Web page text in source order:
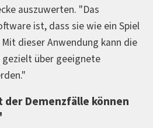
auszuwerten. "Das
ist, dass sie wie ein Spiel
dieser Anwendung kann die
über geeignete
der Demenzfälle können